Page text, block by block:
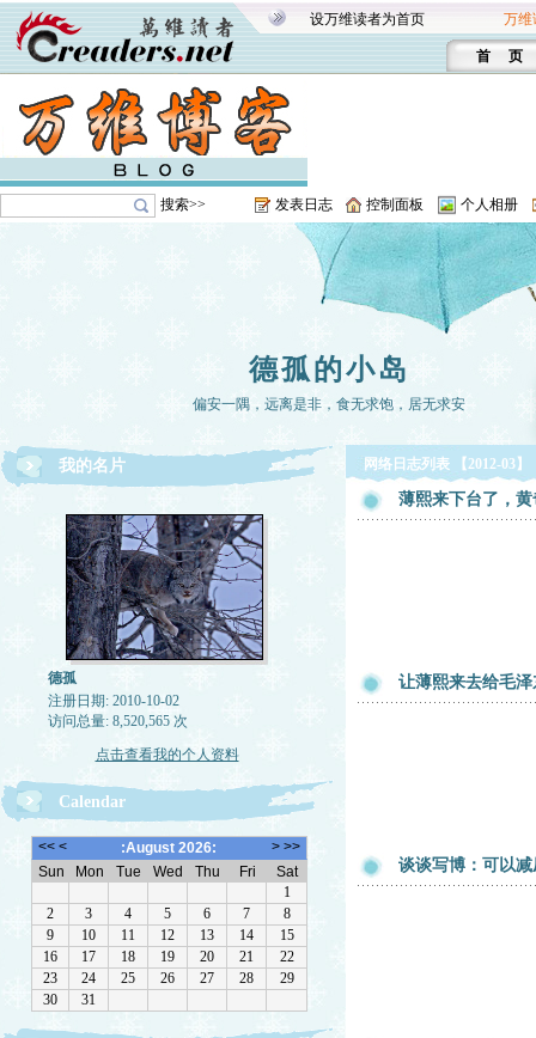
设万维读者为首页 万维
首 页
搜索>> 发表日志 控制面板 个人相册
德孤的小岛
偏安一隅，远离是非，食无求饱，居无求安
我的名片
德孤
注册日期: 2010-10-02
访问总量: 8,520,565 次
点击查看我的个人资料
Calendar
网络日志列表 【2012-03】
薄熙来下台了，
让薄熙来去给毛
谈谈写博：可以减